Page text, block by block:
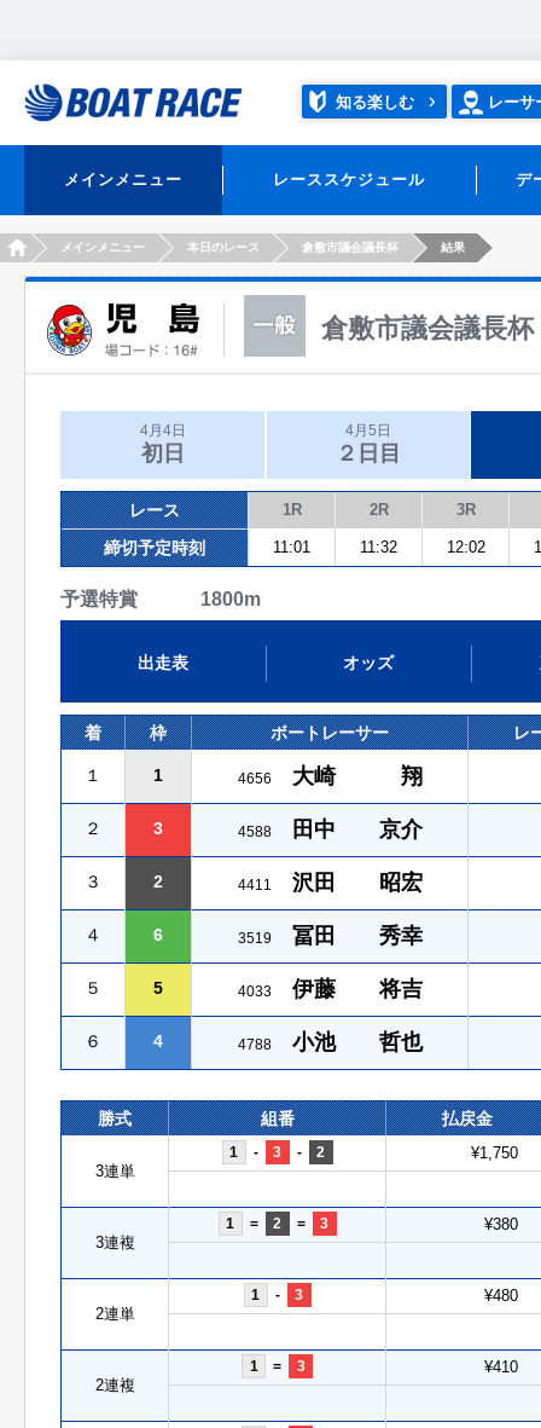
知る楽しむ レーサ
メインメニュー レーススケジュール デ
HOMEメインメニュー 本日のレース 倉敷市議会議長杯 結果
倉敷市議会議長杯
4月4日
初日
4月5日
２日目
レース 1R 2R 3R
締切予定時刻 11:01 11:32 12:02
予選特賞 1800m
出走表 オッズ
着 枠 ボートレーサー レ
１ 1 4656 大崎 翔
２ 3 4588 田中 京介
３ 2 4411 沢田 昭宏
４ 6 3519 冨田 秀幸
５ 5 4033 伊藤 将吉
６ 4 4788 小池 哲也
勝式 組番 払戻金
3連単
1 - 3 - 2 ¥1,750
3連複
1 = 2 = 3 ¥380
2連単
1 - 3 ¥480
2連複
1 = 3 ¥410